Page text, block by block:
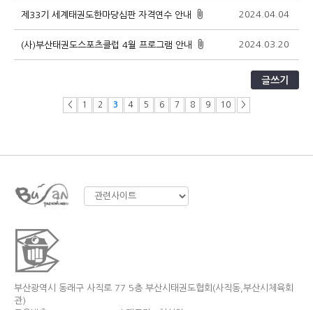
제33기 세계태권도한마당심판 자격연수 안내 2024.04.04
(사)부산태권도스포츠클럽 4월 프로그램 안내 2024.03.20
글쓰기
< 1 2 3 4 5 6 7 8 9 10 >
부산광역시 동래구 사직로 77 5층 부산시태권도협회(사직동,부산시체육회
관)